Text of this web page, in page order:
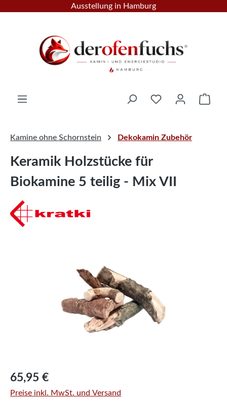
Zum Hauptinhalt springen
Ausstellung in Hamburg
Kamine ohne Schornstein Dekokamin Zubehör
Keramik Holzstücke für
Biokamine 5 teilig - Mix VII
Regulärer Preis:
65,95 €
Preise inkl. MwSt. und Versand